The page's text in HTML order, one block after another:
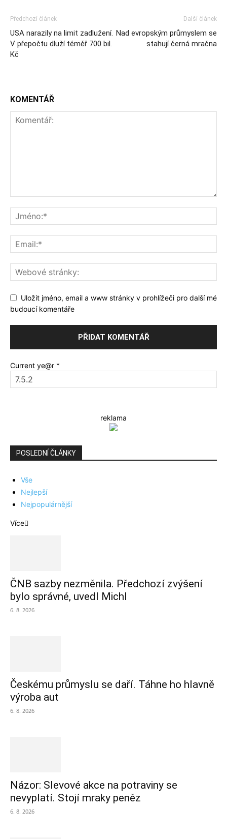
Předchozí článek
USA narazily na limit zadlužení.
V přepočtu dluží téměř 700 bil.
Kč
Další článek
Nad evropským průmyslem se
stahují černá mračna
KOMENTÁŘ
Uložit jméno, email a www stránky v prohlížeči pro další mé
budoucí komentáře
Current ye@r *
reklama
POSLEDNÍ ČLÁNKY
Vše
Nejlepší
Nejpopulárnější
Více
ČNB sazby nezměnila. Předchozí zvýšení
bylo správné, uvedl Michl
6. 8. 2026
Českému průmyslu se daří. Táhne ho hlavně
výroba aut
6. 8. 2026
Názor: Slevové akce na potraviny se
nevyplatí. Stojí mraky peněz
6. 8. 2026